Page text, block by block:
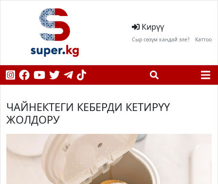
Кирүү
Сыр сөзүм кандай эле? Каттоо
ЧАЙНЕКТЕГИ КЕБЕРДИ КЕТИРҮҮ
ЖОЛДОРУ